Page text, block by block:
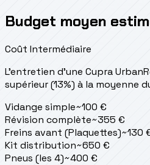
Budget moyen
Coût Intermédiaire
L'entretien d'une Cupra
supérieur (13%) à la moyenne
Vidange simple~100 €
Révision complète~355 €
Freins avant (Plaquettes)~130
Kit distribution~650 €
Pneus (les 4)~400 €